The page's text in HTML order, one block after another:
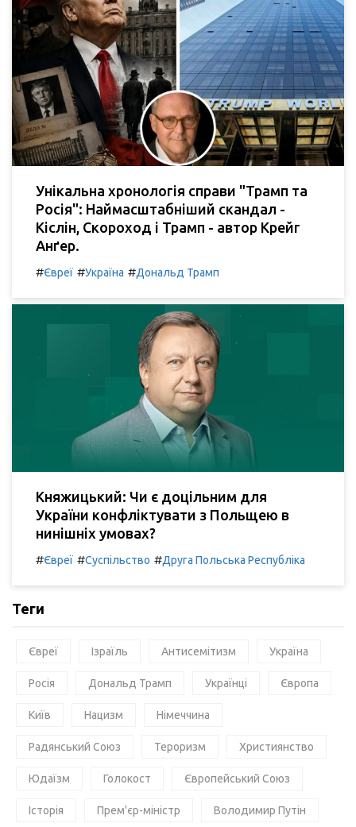
Унікальна хронологія справи "Трамп та
Росія": Наймасштабніший скандал -
Кіслін, Скороход і Трамп - автор Крейг
Анґер.
#Євреї #Україна #Дональд Трамп
Княжицький: Чи є доцільним для
України конфліктувати з Польщею в
нинішніх умовах?
#Євреї #Суспільство #Друга Польська Республіка
Теги
Євреї Ізраїль Антисемітизм Україна
Росія Дональд Трамп Українці Європа
Київ Нацизм Німеччина
Радянський Союз Тероризм Християнство
Юдаїзм Голокост Європейський Союз
Історія Прем'єр-міністр Володимир Путін